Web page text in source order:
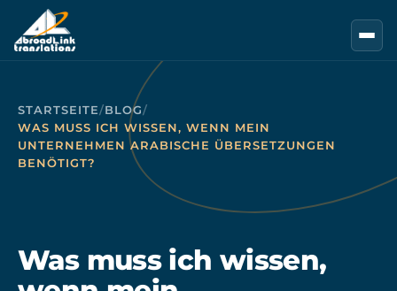
Zum Hauptinhalt springen
STARTSEITE/BLOG/
WAS MUSS ICH WISSEN, WENN MEIN
UNTERNEHMEN ARABISCHE ÜBERSETZUNGEN
BENÖTIGT?
Was muss ich wissen,